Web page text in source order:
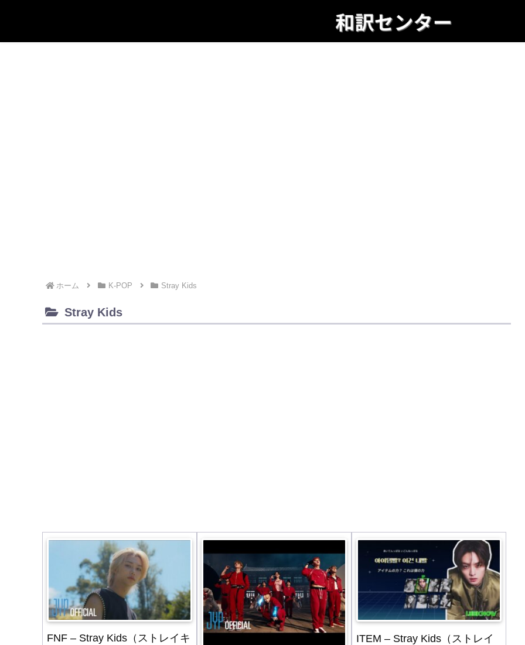
ホーム K-POP Stray Kids
Stray Kids
FNF – Stray Kids（ストレイキ
ITEM – Stray Kids（ストレイ